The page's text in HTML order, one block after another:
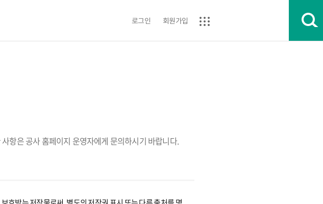
로그인 회원가입
항은 공사 홈페이지 운영자에게 문의하시기 바랍니다.